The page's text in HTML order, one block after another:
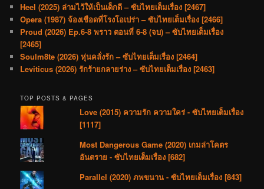
Heel (2025) ล่ามไว้ให้เป็นเด็กดี – ซับไทยเต็มเรื่อง [2467]
Opera (1987) จ้องเชือดที่โรงโอเปร่า – ซับไทยเต็มเรื่อง [2466]
Proud (2026) Ep.6-8 พราว ตอนที่ 6-8 (จบ) – ซับไทยเต็มเรื่อง
[2465]
Soulm8te (2026) หุ่นคลั่งรัก – ซับไทยเต็มเรื่อง [2464]
Leviticus (2026) รักร้ายกลายร่าง – ซับไทยเต็มเรื่อง [2463]
TOP POSTS & PAGES
Love (2015) ความรัก ความใคร่ - ซับไทยเต็มเรื่อง
[1117]
Most Dangerous Game (2020) เกมล่าโคตร
อันตราย - ซับไทยเต็มเรื่อง [682]
Parallel (2020) ภพขนาน - ซับไทยเต็มเรื่อง [843]